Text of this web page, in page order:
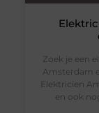
Zoek je een
Amsterdam
Elektricien
en ook